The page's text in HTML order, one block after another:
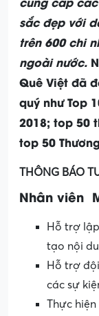
sắc đẹp với
trên 600 chi
ngoài nước.
Quê Việt đã
quý như Top
2018; top 50
top 50
THÔNG BÁO
Nhân viên
Hỗ trợ
tạo nội
Hỗ trợ
các sự
Thực